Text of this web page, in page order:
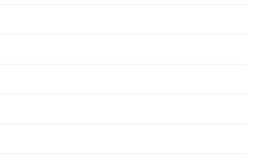
nuo... iki...
technologijos, kodėl jos buvo stebėtinai pažangios ir
reikia mažiau pastangų maitintis, daugintis